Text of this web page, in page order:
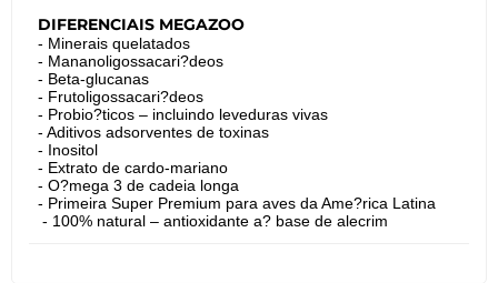
DIFERENCIAIS MEGAZOO
- Minerais quelatados
- Mananoligossacari?deos
- Beta-glucanas
- Frutoligossacari?deos
- Probio?ticos – incluindo leveduras vivas
- Aditivos adsorventes de toxinas
- Inositol
- Extrato de cardo-mariano
- O?mega 3 de cadeia longa
- Primeira Super Premium para aves da Ame?rica Latina
- 100% natural – antioxidante a? base de alecrim